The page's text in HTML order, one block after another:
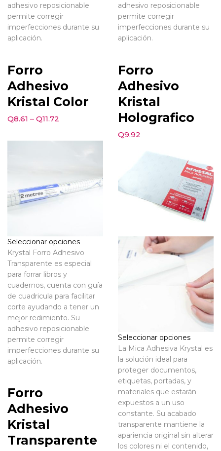
adhesivo reposicionable
permite corregir
imperfecciones durante su
aplicación.
Forro
Adhesivo
Kristal Color
Q8.61 – Q11.72
adhesivo reposicionable
permite corregir
imperfecciones durante su
aplicación.
Forro
Adhesivo
Kristal
Holografico
Q9.92
Seleccionar opciones
Krystal Forro Adhesivo
Transparente es especial
para forrar libros y
cuadernos, cuenta con guía
de cuadricula para facilitar
corte ayudando a tener un
mejor redimiento. Su
adhesivo reposicionable
permite corregir
imperfecciones durante su
aplicación.
Forro
Adhesivo
Kristal
Transparente
Seleccionar opciones
La Mica Adhesiva Krystal es
la solución ideal para
proteger documentos,
etiquetas, portadas, y
materiales que estarán
expuestos a un uso
constante. Su acabado
transparente mantiene la
apariencia original sin alterar
los colores ni el contenido,